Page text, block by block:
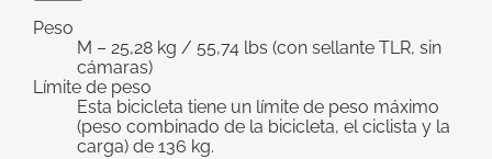
Peso
M – 25,28 kg / 55,74 lbs (con sellante TLR, sin
cámaras)
Límite de peso
Esta bicicleta tiene un límite de peso máximo
(peso combinado de la bicicleta, el ciclista y la
carga) de 136 kg.